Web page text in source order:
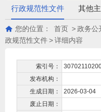
行政规范性文件 其他
您的位置： 首页 >政务公
政规范性文件>详细内容
索引号：
发布机构：
生成日期：
2026-03-04
废止日期：